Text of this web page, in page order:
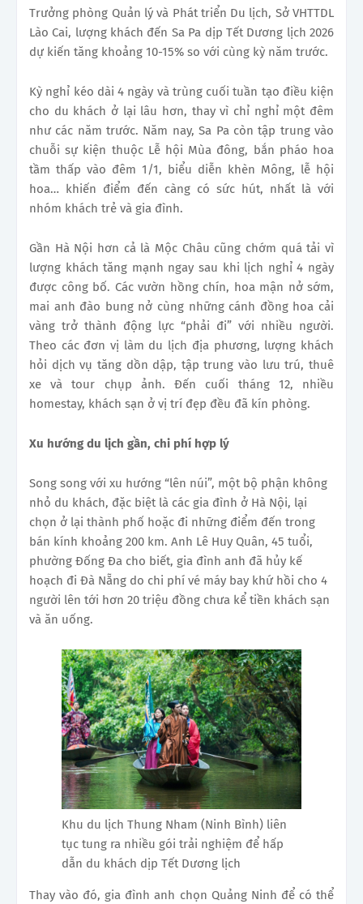
Trưởng phòng Quản lý và Phát triển Du lịch, Sở VHTTDL
Lào Cai, lượng khách đến Sa Pa dịp Tết Dương lịch 2026
dự kiến tăng khoảng 10-15% so với cùng kỳ năm trước.
Kỳ nghỉ kéo dài 4 ngày và trùng cuối tuần tạo điều kiện
cho du khách ở lại lâu hơn, thay vì chỉ nghỉ một đêm
như các năm trước. Năm nay, Sa Pa còn tập trung vào
chuỗi sự kiện thuộc Lễ hội Mùa đông, bắn pháo hoa
tầm thấp vào đêm 1/1, biểu diễn khèn Mông, lễ hội
hoa… khiến điểm đến càng có sức hút, nhất là với
nhóm khách trẻ và gia đình.
Gần Hà Nội hơn cả là Mộc Châu cũng chớm quá tải vì
lượng khách tăng mạnh ngay sau khi lịch nghỉ 4 ngày
được công bố. Các vườn hồng chín, hoa mận nở sớm,
mai anh đào bung nở cùng những cánh đồng hoa cải
vàng trở thành động lực “phải đi” với nhiều người.
Theo các đơn vị làm du lịch địa phương, lượng khách
hỏi dịch vụ tăng dồn dập, tập trung vào lưu trú, thuê
xe và tour chụp ảnh. Đến cuối tháng 12, nhiều
homestay, khách sạn ở vị trí đẹp đều đã kín phòng.
Xu hướng du lịch gần, chi phí hợp lý
Song song với xu hướng “lên núi”, một bộ phận không
nhỏ du khách, đặc biệt là các gia đình ở Hà Nội, lại
chọn ở lại thành phố hoặc đi những điểm đến trong
bán kính khoảng 200 km. Anh Lê Huy Quân, 45 tuổi,
phường Đống Đa cho biết, gia đình anh đã hủy kế
hoạch đi Đà Nẵng do chi phí vé máy bay khứ hồi cho 4
người lên tới hơn 20 triệu đồng chưa kể tiền khách sạn
và ăn uống.
Khu du lịch Thung Nham (Ninh Bình) liên
tục tung ra nhiều gói trải nghiệm để hấp
dẫn du khách dịp Tết Dương lịch
Thay vào đó, gia đình anh chọn Quảng Ninh để có thể